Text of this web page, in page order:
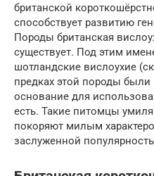
британской
способствует развитию
Породы британская
существует. Под этим
шотландские вислоухие
предках этой породы
основание для
есть. Такие питомцы
покоряют милым
заслуженной